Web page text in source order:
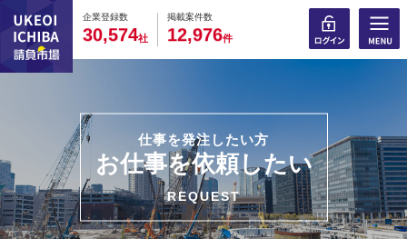
企業登録数
0
3
0
0,
0
5
0
74社
掲載案件数
0
1
0
2,
0
9
0
76件
仕事を発注したい方
お仕事を依頼したい
REQUEST